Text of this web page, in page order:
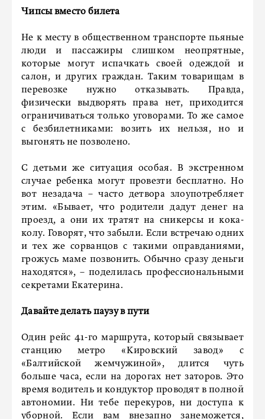
Чипсы вместо билета
Не к месту в общественном транспорте пьяные
люди и пассажиры слишком неопрятные,
которые могут испачкать своей одеждой и
салон, и других граждан. Таким товарищам в
перевозке нужно отказывать. Правда,
физически выдворять права нет, приходится
ограничиваться только уговорами. То же самое
с безбилетниками: возить их нельзя, но и
выгонять не позволено.
С детьми же ситуация особая. В экстренном
случае ребенка могут провезти бесплатно. Но
вот незадача – часто детвора злоупотребляет
этим. «Бывает, что родители дадут денег на
проезд, а они их тратят на сникерсы и кока-
колу. Говорят, что забыли. Если встречаю одних
и тех же сорванцов с такими оправданиями,
грожусь маме позвонить. Обычно сразу деньги
находятся», – поделилась профессиональными
секретами Екатерина.
Давайте делать паузу в пути
Один рейс 41-го маршрута, который связывает
станцию метро «Кировский завод» с
«Балтийской жемчужиной», длится чуть
больше часа, если на дорогах нет заторов. Это
время водитель и кондуктор проводят в полной
автономии. Ни тебе перекуров, ни доступа к
уборной. Если вам внезапно занеможется,